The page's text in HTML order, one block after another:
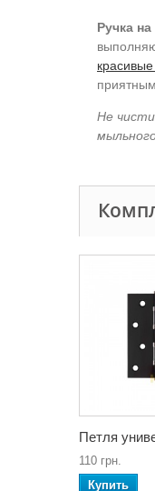
Ручка
Не
Петля
110 грн.
Купить